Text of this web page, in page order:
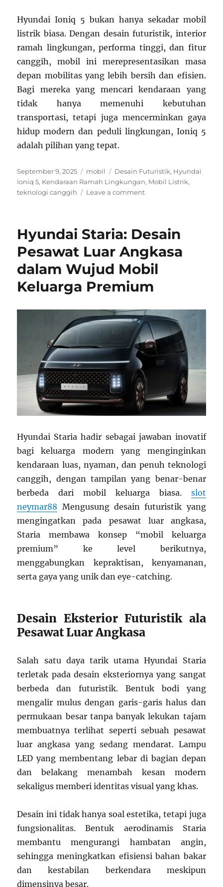
Hyundai Ioniq 5 bukan hanya sekadar mobil
listrik biasa. Dengan desain futuristik, interior
ramah lingkungan, performa tinggi, dan fitur
canggih, mobil ini merepresentasikan masa
depan mobilitas yang lebih bersih dan efisien.
Bagi mereka yang mencari kendaraan yang
tidak hanya memenuhi kebutuhan
transportasi, tetapi juga mencerminkan gaya
hidup modern dan peduli lingkungan, Ioniq 5
adalah pilihan yang tepat.
Posted
on
September 9, 2025 Categories
mobil Tags
Desain Futuristik, Hyundai
Ioniq 5, Kendaraan Ramah Lingkungan, Mobil Listrik,
teknologi canggih
Leave a commenton
Masa
Mobil
Listrik
dengan
Desain
Hyundai Staria: Desain
Pesawat Luar Angkasa
dalam Wujud Mobil
Keluarga Premium
Hyundai Staria hadir sebagai jawaban inovatif
bagi keluarga modern yang menginginkan
kendaraan luas, nyaman, dan penuh teknologi
canggih, dengan tampilan yang benar-benar
berbeda dari mobil keluarga biasa. slot
neymar88 Mengusung desain futuristik yang
mengingatkan pada pesawat luar angkasa,
Staria membawa konsep “mobil keluarga
premium” ke level berikutnya,
menggabungkan kepraktisan, kenyamanan,
serta gaya yang unik dan eye-catching.
Desain Eksterior Futuristik ala
Pesawat Luar Angkasa
Salah satu daya tarik utama Hyundai Staria
terletak pada desain eksteriornya yang sangat
berbeda dan futuristik. Bentuk bodi yang
mengalir mulus dengan garis-garis halus dan
permukaan besar tanpa banyak lekukan tajam
membuatnya terlihat seperti sebuah pesawat
luar angkasa yang sedang mendarat. Lampu
LED yang membentang lebar di bagian depan
dan belakang menambah kesan modern
sekaligus memberi identitas visual yang khas.
Desain ini tidak hanya soal estetika, tetapi juga
fungsionalitas. Bentuk aerodinamis Staria
membantu mengurangi hambatan angin,
sehingga meningkatkan efisiensi bahan bakar
dan kestabilan berkendara meskipun
dimensinya besar.